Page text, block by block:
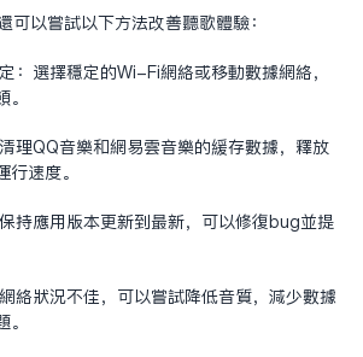
可以尝试以下方法改善听歌体验：
：选择稳定的Wi-Fi网络或移动数据网络，
理QQ音乐和网易云音乐的缓存数据，释放
速度。
持应用版本更新到最新，可以修复bug并提
络状况不佳，可以尝试降低音质，减少数据